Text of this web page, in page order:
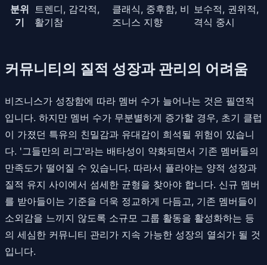
분위
기
트렌디, 감각적,
활기참
클래식, 중후함, 비
즈니스 지향
보수적, 권위적,
격식 중시
커뮤니티의 질적 성장과 관리의 어려움
비즈니스가 성장함에 따라 멤버 수가 늘어나는 것은 필연적
입니다. 하지만 멤버 수가 무분별하게 증가할 경우, 초기 클럽
이 가졌던 특유의 친밀감과 유대감이 희석될 위험이 있습니
다. '그들만의 리그'라는 배타성이 약화되면서 기존 멤버들의
만족도가 떨어질 수 있습니다. 따라서 플라야는 양적 성장과
질적 유지 사이에서 섬세한 균형을 찾아야 합니다. 신규 멤버
를 받아들이는 기준을 더욱 정교하게 다듬고, 기존 멤버들이
소외감을 느끼지 않도록 소규모 그룹 활동을 활성화하는 등
의 세심한 커뮤니티 관리가 지속 가능한 성장의 열쇠가 될 것
입니다.